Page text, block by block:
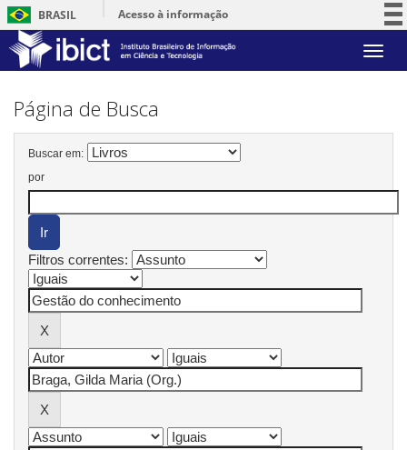
BRASIL
Acesso à informação
Serviços
Skip
Página de Busca
Buscar em:
por
Filtros correntes: